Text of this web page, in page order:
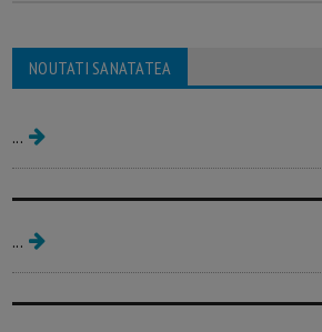
NOUTATI SANATATEASanatatea
...
...